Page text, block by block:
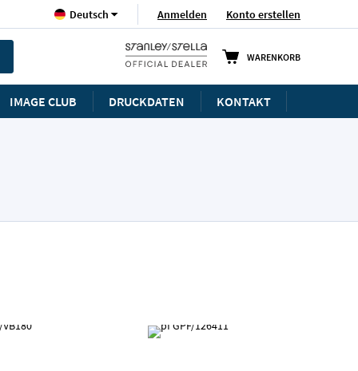
Anmelden Konto erstellen
SpracheDeutsch
WARENKORB
IMAGE CLUB DRUCKDATEN KONTAKT